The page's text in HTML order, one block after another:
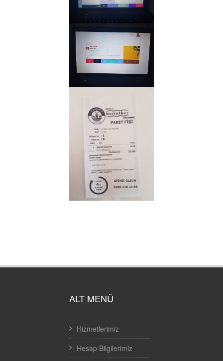
ALT MENÜ
Hizmetlerimiz
Hesap Bilgilerimiz